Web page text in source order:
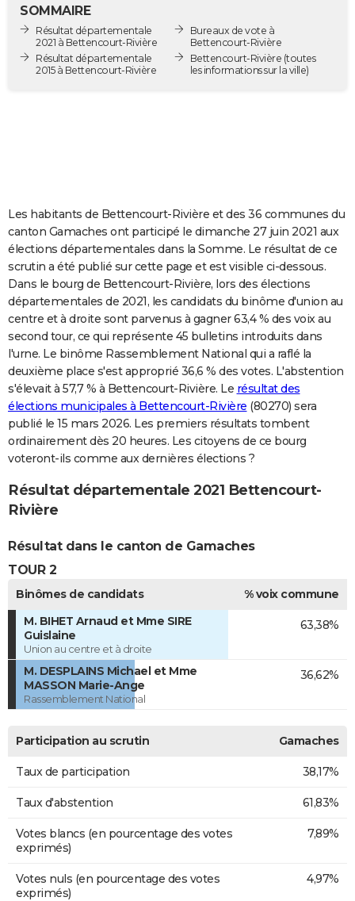
Destinations
City break
Voyage nature
Voyage de noces
Forum
Climat
GUIDES D'ACHAT
COPAINS D'AVANT
AVIS DE DÉCÈS
Bricolage
Lifestyle
Culture
Sport
Auto
Television
Voyage
Cinema
SOMMAIRE
Résultat départementale
2021 à Bettencourt-Rivière
Résultat départementale
2015 à Bettencourt-Rivière
Bureaux de vote à
Bettencourt-Rivière
Bettencourt-Rivière (toutes
les informations sur la ville)
Les habitants de Bettencourt-Rivière et des 36 communes du
canton Gamaches ont participé le dimanche 27 juin 2021 aux
élections départementales dans la Somme. Le résultat de ce
scrutin a été publié sur cette page et est visible ci-dessous.
Dans le bourg de Bettencourt-Rivière, lors des élections
départementales de 2021, les candidats du binôme d'union au
centre et à droite sont parvenus à gagner 63,4 % des voix au
second tour, ce qui représente 45 bulletins introduits dans
l'urne. Le binôme Rassemblement National qui a raflé la
deuxième place s'est approprié 36,6 % des votes. L'abstention
s'élevait à 57,7 % à Bettencourt-Rivière. Le résultat des
élections municipales à Bettencourt-Rivière (80270) sera
publié le 15 mars 2026. Les premiers résultats tombent
ordinairement dès 20 heures. Les citoyens de ce bourg
voteront-ils comme aux dernières élections ?
Résultat départementale 2021 Bettencourt-
Rivière
Résultat dans le canton de Gamaches
TOUR 2
Binômes de candidats
% voix commune
M. BIHET Arnaud et Mme SIRE
Guislaine
Union au centre et à droite
63,38%
M. DESPLAINS Michael et Mme
MASSON Marie-Ange
Rassemblement National
36,62%
Participation au scrutin Gamaches
Taux de participation 38,17%
Taux d'abstention 61,83%
Votes blancs (en pourcentage des votes
exprimés)
7,89%
Votes nuls (en pourcentage des votes
exprimés)
4,97%